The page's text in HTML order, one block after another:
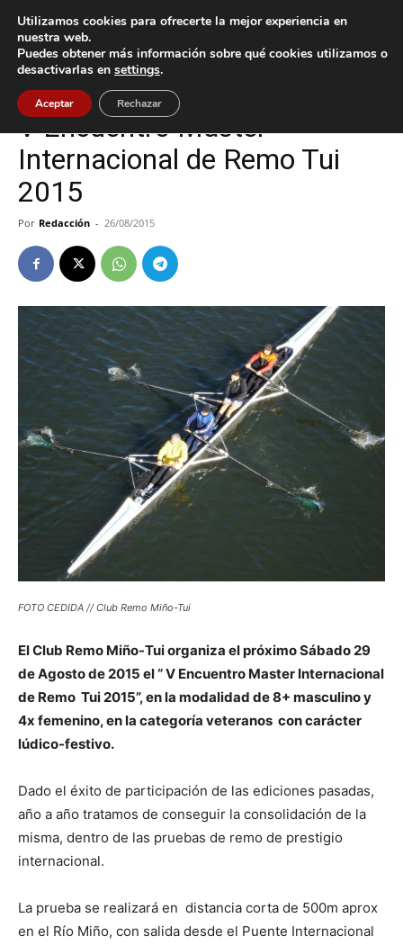
Inicio Tui
Tui
V Encuentro Master
Internacional de Remo Tui
2015
Por Redacción - 26/08/2015
FOTO CEDIDA // Club Remo Miño-Tui
El Club Remo Miño-Tui organiza el próximo Sábado 29
de Agosto de 2015 el “ V Encuentro Master Internacional
de Remo Tui 2015”, en la modalidad de 8+ masculino y
4x femenino, en la categoría veteranos con carácter
lúdico-festivo.
Dado el éxito de participación de las ediciones pasadas,
año a año tratamos de conseguir la consolidación de la
misma, dentro de las pruebas de remo de prestigio
internacional.
La prueba se realizará en distancia corta de 500m aprox
en el Río Miño, con salida desde el Puente Internacional
Utilizamos cookies para ofrecerte la mejor experiencia en
nuestra web.
Puedes obtener más información sobre qué cookies utilizamos o
desactivarlas en settings.
Aceptar Rechazar